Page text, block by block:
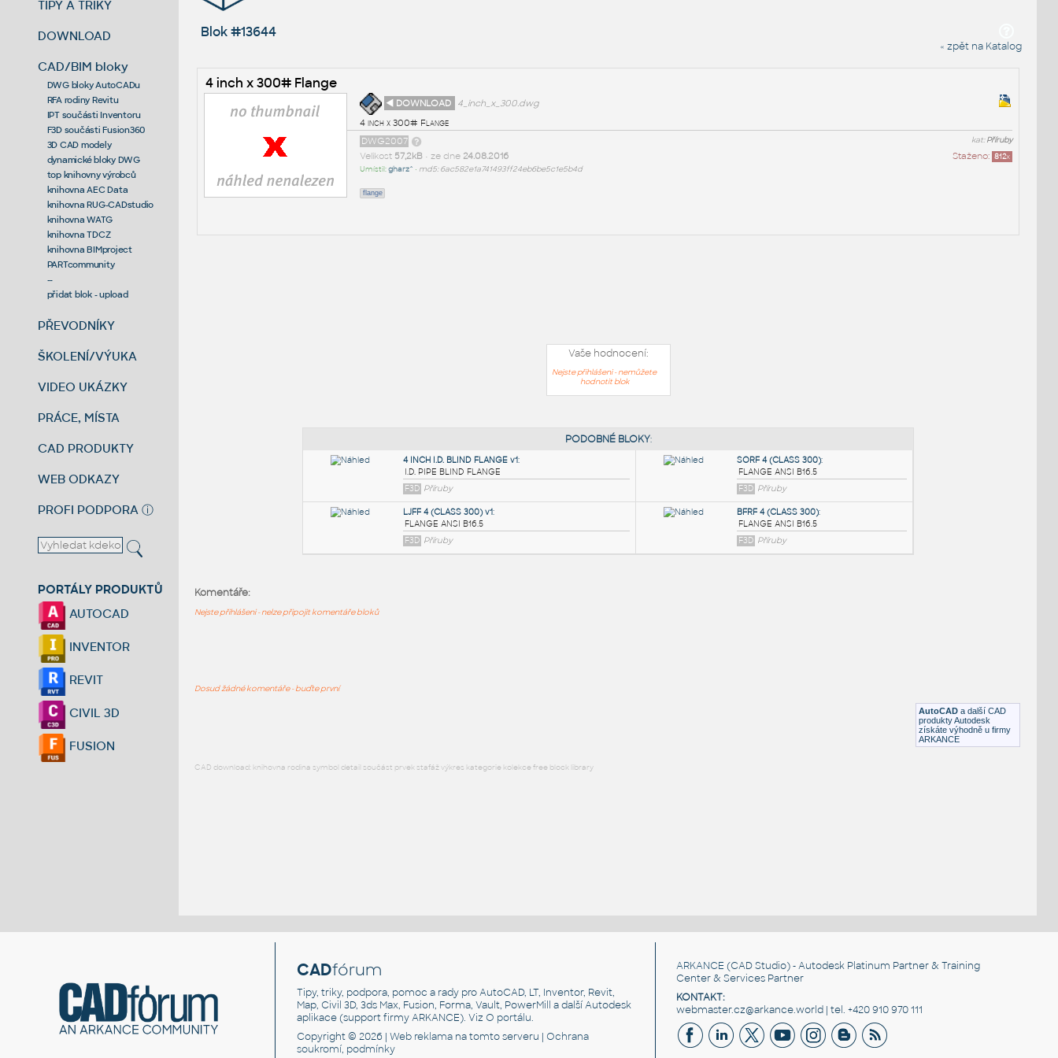
TIPY A TRIKY
DOWNLOAD
CAD/BIM bloky
DWG bloky AutoCADu
RFA rodiny Revitu
IPT součásti Inventoru
F3D součásti Fusion360
3D CAD modely
dynamické bloky DWG
top knihovny výrobců
knihovna AEC Data
knihovna RUG-CADstudio
knihovna WATG
knihovna TDCZ
knihovna BIMproject
PARTcommunity
--
přidat blok - upload
PŘEVODNÍKY
ŠKOLENÍ/VÝUKA
VIDEO UKÁZKY
PRÁCE, MÍSTA
CAD PRODUKTY
WEB ODKAZY
PROFI PODPORA ⓘ
PORTÁLY PRODUKTŮ
AUTOCAD
INVENTOR
REVIT
CIVIL 3D
FUSION
Blok #13644
« zpět na Katalog
4 inch x 300# Flange
◄ DOWNLOAD
4_inch_x_300.dwg
4 inch x 300# Flange
kat:Příruby
DWG2007
Staženo: 812x
Velikost 57,2kB• ze dne 24.08.2016
Umístil:gharz^ • md5: 6ac582e1a741493ff24eb6be5c1e5b4d
flange
Vaše hodnocení:
Nejste přihlášeni - nemůžete
hodnotit blok
AutoCAD a další CAD
produkty Autodesk
získáte výhodně u firmy
ARKANCE
Komentáře:
Nejste přihlášeni - nelze připojit komentáře bloků
Dosud žádné komentáře - buďte první
CAD download: knihovna rodina symbol detail součást prvek stafáž výkres kategorie kolekce free block library
CADfórum
Tipy, triky, podpora, pomoc a rady pro AutoCAD, LT, Inventor, Revit,
Map, Civil 3D, 3ds Max, Fusion, Forma, Vault, PowerMill a další Autodesk
aplikace (support firmy ARKANCE). VizO portálu.
Copyright © 2026 |Web reklama na tomto serveru |Ochrana
soukromí, podmínky
ARKANCE (CAD Studio) - Autodesk Platinum Partner & Training
Center & Services Partner
KONTAKT:
webmaster.cz@arkance.world | tel. +420 910 970 111